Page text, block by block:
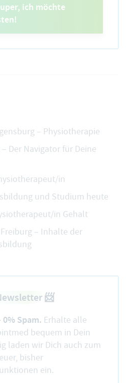
ich möchte
– Physiotherapie
Der Navigator für Deine
in
und Studium heute
in Gehalt
– Inhalte der
📨
Spam. Erhalte alle
bequem in Dein
laden wir Dich auch zum
bisher
ein.